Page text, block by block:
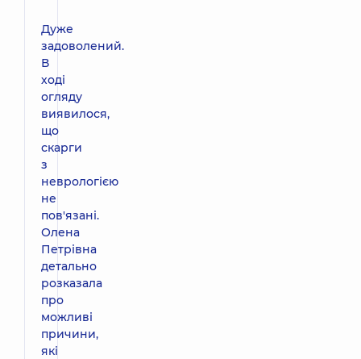
Дуже
задоволений.
В
ході
огляду
виявилося,
що
скарги
з
неврологією
не
пов'язані.
Олена
Петрівна
детально
розказала
про
можливі
причини,
які